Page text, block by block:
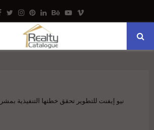
Facebook
TwitterInstagram
Pinterest
LinkedinBehance
Youtube
Vimeo